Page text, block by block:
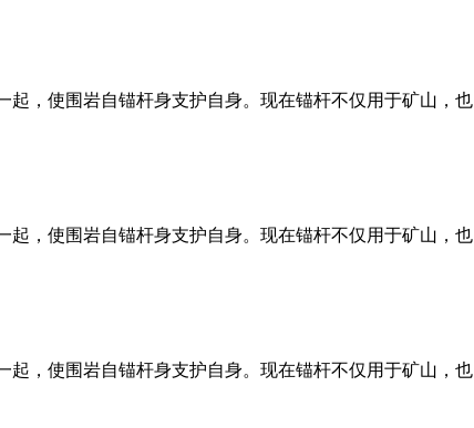
，使围岩自锚杆身支护自身。现在锚杆不仅用于矿山，也
，使围岩自锚杆身支护自身。现在锚杆不仅用于矿山，也
，使围岩自锚杆身支护自身。现在锚杆不仅用于矿山，也